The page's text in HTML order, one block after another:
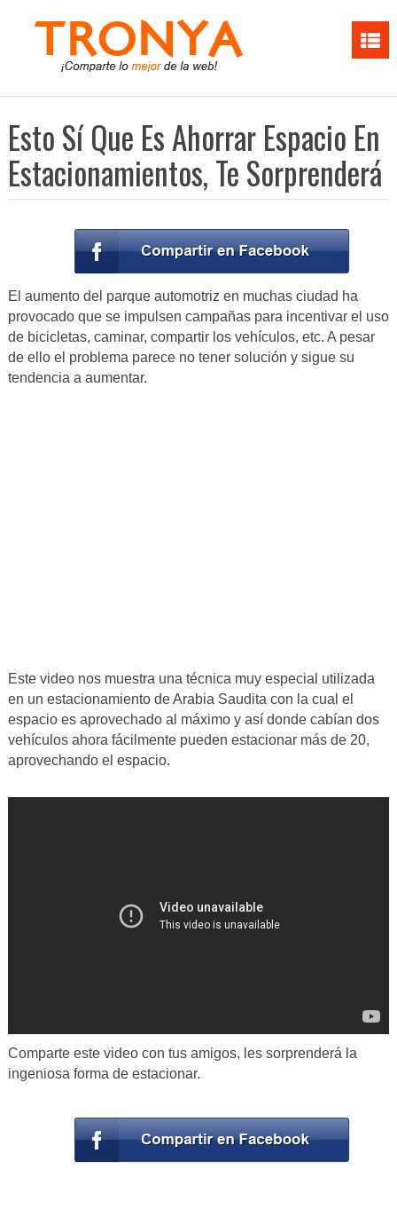
Esto Sí Que Es Ahorrar Espacio En
Estacionamientos, Te Sorprenderá
El aumento del parque automotriz en muchas ciudad ha
provocado que se impulsen campañas para incentivar el uso
de bicicletas, caminar, compartir los vehículos, etc. A pesar
de ello el problema parece no tener solución y sigue su
tendencia a aumentar.
Este video nos muestra una técnica muy especial utilizada
en un estacionamiento de Arabia Saudita con la cual el
espacio es aprovechado al máximo y así donde cabían dos
vehículos ahora fácilmente pueden estacionar más de 20,
aprovechando el espacio.
Comparte este video con tus amigos, les sorprenderá la
ingeniosa forma de estacionar.